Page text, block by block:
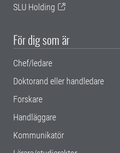
SLU Holding
För dig som är
Chef/ledare
Doktorand eller handledare
Forskare
Handläggare
Kommunikatör